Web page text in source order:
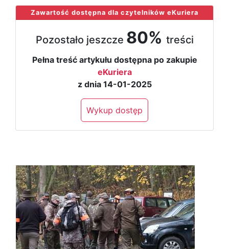
Zawartość dostępna dla czytelników eKuriera
Pozostało jeszcze 80% treści
Pełna treść artykułu dostępna po zakupie
eKuriera
z dnia 14-01-2025
Wykup dostęp